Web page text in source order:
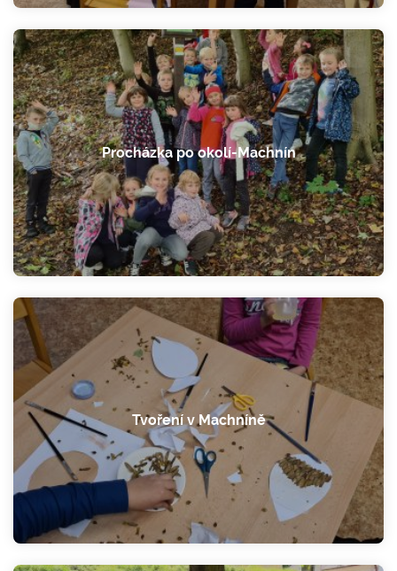
Procházka po okolí-Machnín
Tvoření v Machníně